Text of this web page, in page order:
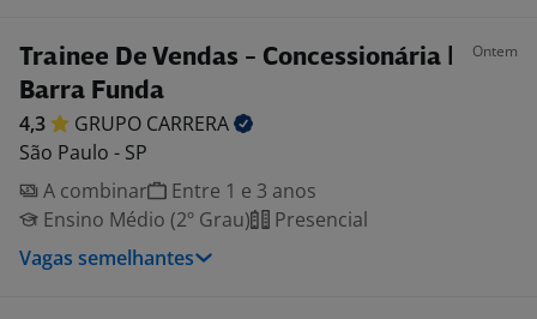
Trainee De Vendas - Concessionária |
Barra Funda
Ontem
4,3 GRUPO CARRERA
São Paulo - SP
A combinar
Entre 1 e 3 anos
Ensino Médio (2º Grau)
Presencial
Vagas semelhantes